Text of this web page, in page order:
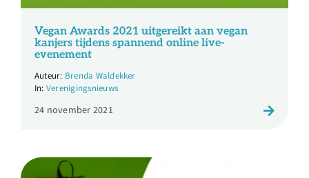
Over ons
Ondernemer
Vegan Awards 2021 uitgereikt aan vegan
kanjers tijdens spannend online live-
evenement
Brenda Waldekker
Verenigingsnieuws
24 november 2021